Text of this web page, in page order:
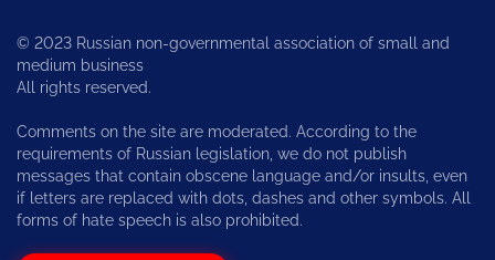
© 2023 Russian non-governmental association of small and
medium business
All rights reserved.
Comments on the site are moderated. According to the
requirements of Russian legislation, we do not publish
messages that contain obscene language and/or insults, even
if letters are replaced with dots, dashes and other symbols. All
forms of hate speech is also prohibited.